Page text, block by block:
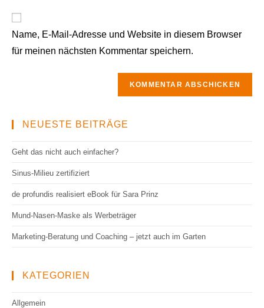
ein
Kommentieren
ein
URL
ein
(optional)
Name, E-Mail-Adresse und Website in diesem Browser
für meinen nächsten Kommentar speichern.
NEUESTE BEITRÄGE
Geht das nicht auch einfacher?
Sinus-Milieu zertifiziert
de profundis realisiert eBook für Sara Prinz
Mund-Nasen-Maske als Werbeträger
Marketing-Beratung und Coaching – jetzt auch im Garten
KATEGORIEN
Allgemein